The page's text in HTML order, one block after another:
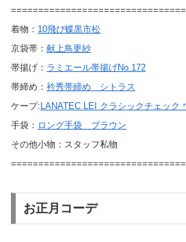
着物： 10飛び蝶黒市松
京袋帯： 献上鳥更紗
帯揚げ： ラミエール帯揚げNo.172
帯締め： 衿秀帯締め シトラス
ケープ: LANATEC LEI クラシックチェック
手袋： ロング手袋 ブラウン
その他小物：スタッフ私物
お正月コーデ